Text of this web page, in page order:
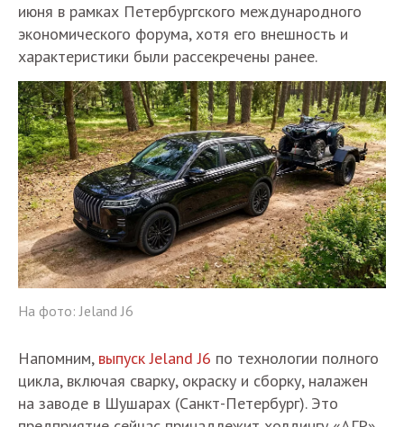
июня в рамках Петербургского международного
экономического форума, хотя его внешность и
характеристики были рассекречены ранее.
На фото: Jeland J6
Напомним, выпуск Jeland J6 по технологии полного
цикла, включая сварку, окраску и сборку, налажен
на заводе в Шушарах (Санкт-Петербург). Это